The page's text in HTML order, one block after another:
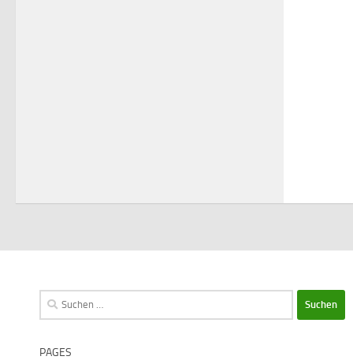
Suchen
nach:
PAGES